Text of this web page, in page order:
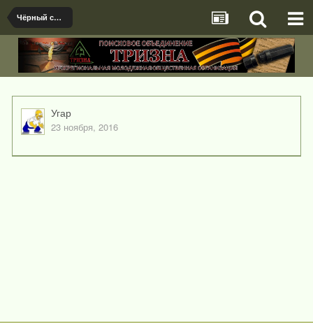
Чёрный список
Угар
23 ноября, 2016